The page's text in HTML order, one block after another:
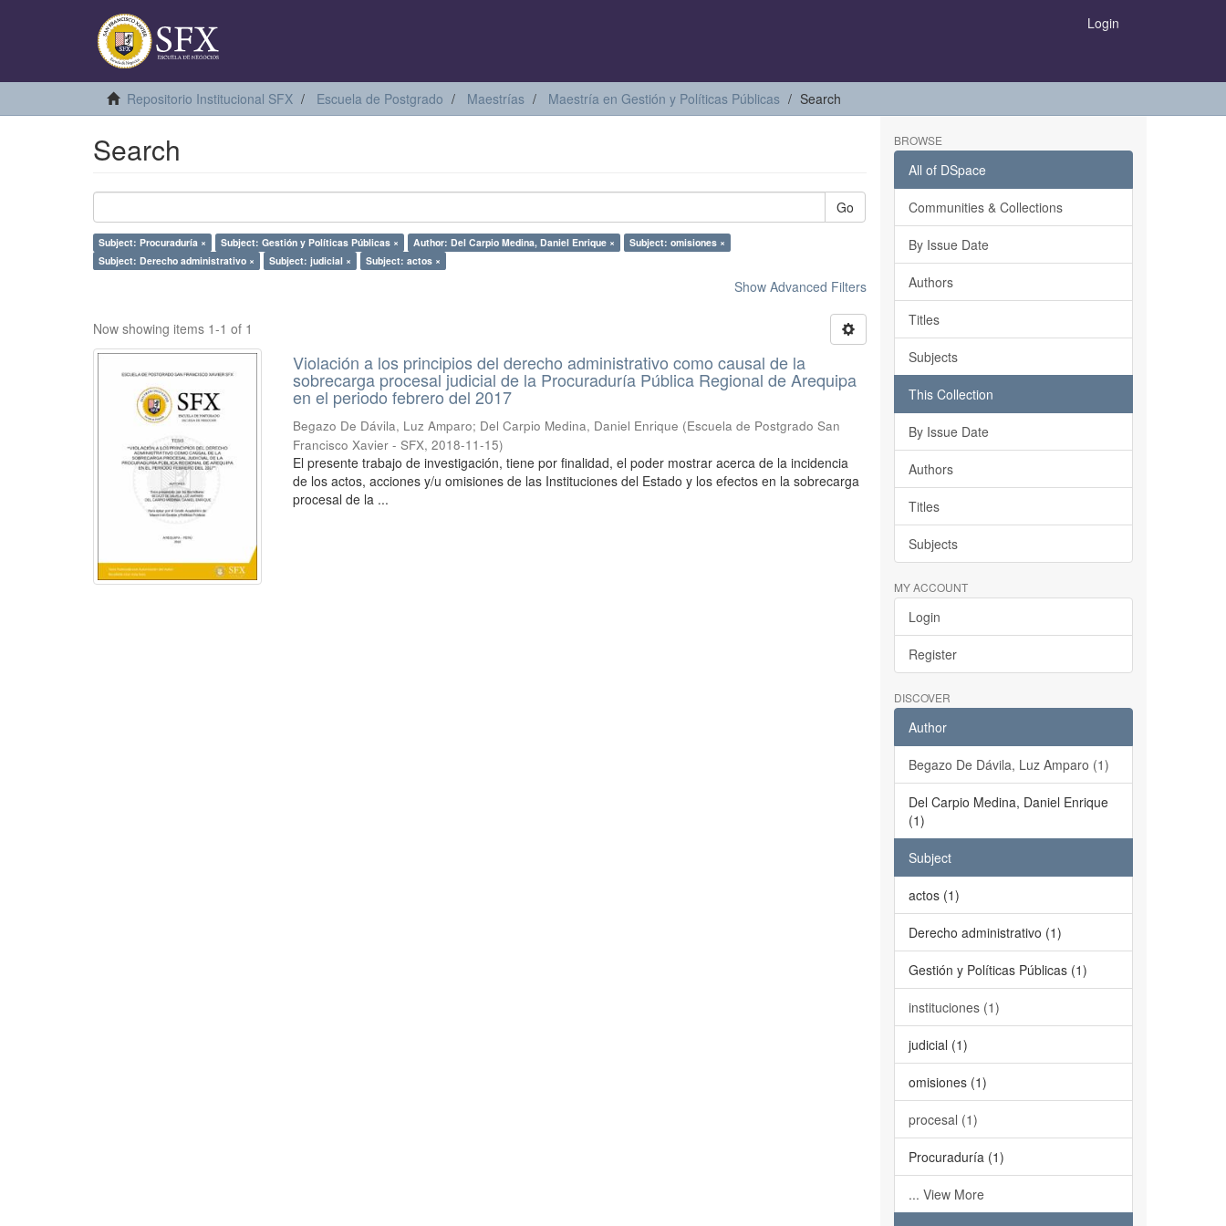
Login
Repositorio Institucional SFX Escuela de Postgrado Maestrías Maestría en Gestión y Políticas Públicas Search
Search
Go
Subject: Procuraduría × Subject: Gestión y Políticas Públicas × Author: Del Carpio Medina, Daniel Enrique ×
Subject: omisiones ×
Subject: Derecho administrativo ×
Subject: judicial × Subject: actos ×
Show Advanced Filters
Now showing items 1-1 of 1
Violación a los principios del derecho administrativo como causal de la
sobrecarga procesal judicial de la Procuraduría Pública Regional de Arequipa
en el periodo febrero del 2017
Begazo De Dávila, Luz Amparo; Del Carpio Medina, Daniel Enrique (Escuela de Postgrado San
Francisco Xavier - SFX,2018-11-15)
El presente trabajo de investigación, tiene por finalidad, el poder mostrar acerca de la incidencia
de los actos, acciones y/u omisiones de las Instituciones del Estado y los efectos en la sobrecarga
procesal de la ...
BROWSE
All of DSpace
Communities & Collections
By Issue Date
Authors
Titles
Subjects
This Collection
By Issue Date
Authors
Titles
Subjects
MY ACCOUNT
Login
Register
DISCOVER
Author
Begazo De Dávila, Luz Amparo (1)
Del Carpio Medina, Daniel Enrique
(1)
Subject
actos (1)
Derecho administrativo (1)
Gestión y Políticas Públicas (1)
instituciones (1)
judicial (1)
omisiones (1)
procesal (1)
Procuraduría (1)
... View More